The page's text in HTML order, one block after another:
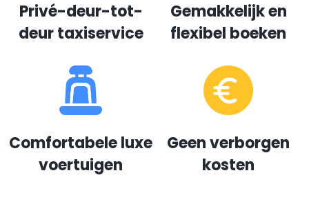
Privé-deur-tot-
deur taxiservice
Gemakkelijk en
flexibel boeken
Comfortabele luxe
voertuigen
Geen verborgen
kosten